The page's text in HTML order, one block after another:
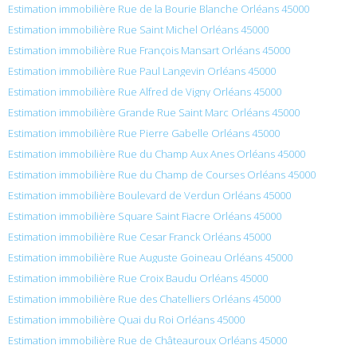
Estimation immobilière Rue de la Bourie Blanche Orléans 45000
Estimation immobilière Rue Saint Michel Orléans 45000
Estimation immobilière Rue François Mansart Orléans 45000
Estimation immobilière Rue Paul Langevin Orléans 45000
Estimation immobilière Rue Alfred de Vigny Orléans 45000
Estimation immobilière Grande Rue Saint Marc Orléans 45000
Estimation immobilière Rue Pierre Gabelle Orléans 45000
Estimation immobilière Rue du Champ Aux Anes Orléans 45000
Estimation immobilière Rue du Champ de Courses Orléans 45000
Estimation immobilière Boulevard de Verdun Orléans 45000
Estimation immobilière Square Saint Fiacre Orléans 45000
Estimation immobilière Rue Cesar Franck Orléans 45000
Estimation immobilière Rue Auguste Goineau Orléans 45000
Estimation immobilière Rue Croix Baudu Orléans 45000
Estimation immobilière Rue des Chatelliers Orléans 45000
Estimation immobilière Quai du Roi Orléans 45000
Estimation immobilière Rue de Châteauroux Orléans 45000